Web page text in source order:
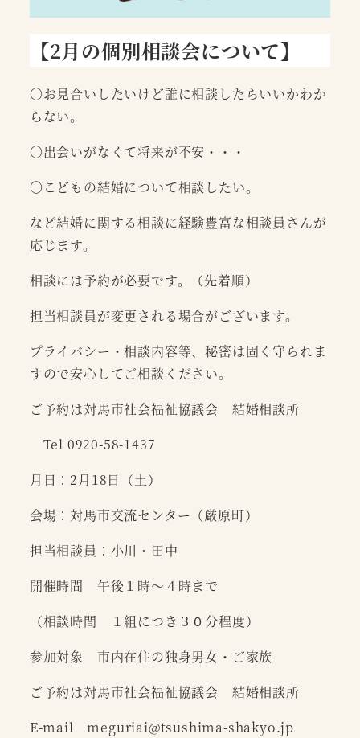
【2月の個別相談会について】
〇お見合いしたいけど誰に相談したらいいかわか
らない。
〇出会いがなくて将来が不安・・・
〇こどもの結婚について相談したい。
など結婚に関する相談に経験豊富な相談員さんが
応じます。
相談には予約が必要です。（先着順）
担当相談員が変更される場合がございます。
プライバシー・相談内容等、秘密は固く守られま
すので安心してご相談ください。
ご予約は対馬市社会福祉協議会 結婚相談所
Tel 0920-58-1437
月日：2月18日（土）
会場：対馬市交流センター（厳原町）
担当相談員：小川・田中
開催時間 午後１時～４時まで
（相談時間 １組につき３０分程度）
参加対象 市内在住の独身男女・ご家族
ご予約は対馬市社会福祉協議会 結婚相談所
E-mail meguriai@tsushima-shakyo.jp